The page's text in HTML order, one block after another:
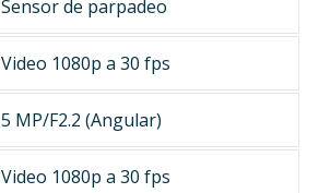
Sensor de parpadeo
Video 1080p a 30 fps
5 MP/F2.2 (Angular)
Video 1080p a 30 fps